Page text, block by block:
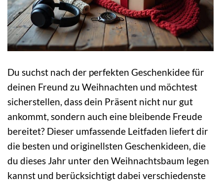
Du suchst nach der perfekten Geschenkidee für
deinen Freund zu Weihnachten und möchtest
sicherstellen, dass dein Präsent nicht nur gut
ankommt, sondern auch eine bleibende Freude
bereitet? Dieser umfassende Leitfaden liefert dir
die besten und originellsten Geschenkideen, die
du dieses Jahr unter den Weihnachtsbaum legen
kannst und berücksichtigt dabei verschiedenste